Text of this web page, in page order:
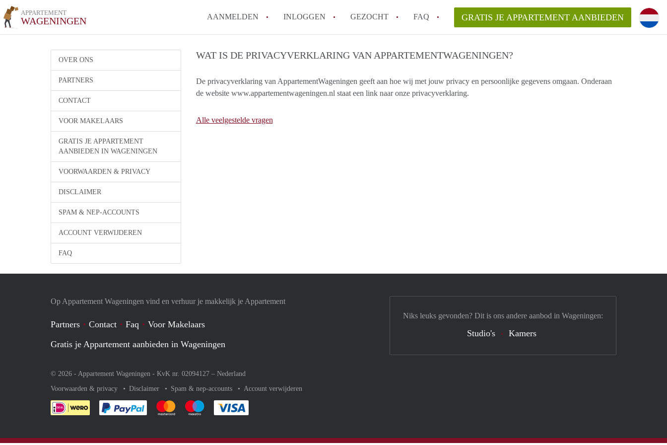
APPARTEMENT
WAGENINGEN AANMELDEN INLOGGEN GEZOCHT FAQ
Berekent AppartementWageningen
makelaarsvergoeding/bemiddelingsvergoeding?
GRATIS JE APPARTEMENT AANBIEDEN
OVER ONS
PARTNERS
CONTACT
VOOR MAKELAARS
GRATIS JE APPARTEMENT
AANBIEDEN IN WAGENINGEN
VOORWAARDEN & PRIVACY
DISCLAIMER
SPAM & NEP-ACCOUNTS
ACCOUNT VERWIJDEREN
FAQ
WAT IS DE PRIVACYVERKLARING VAN APPARTEMENTWAGENINGEN?
De privacyverklaring van AppartementWageningen geeft aan hoe wij met jouw privacy en persoonlijke gegevens omgaan. Onderaan
de website www.appartementwageningen.nl staat een link naar onze privacyverklaring.
Alle veelgestelde vragen
Op Appartement Wageningen vind en verhuur je makkelijk je Appartement
Partners Contact Faq
Voor Makelaars
Gratis je Appartement aanbieden in Wageningen
© 2026 - Appartement Wageningen - KvK nr. 02094127 – Nederland
Voorwaarden & privacy
Disclaimer Spam & nep-accounts Account verwijderen
Je rekent gemakkelijk af met Paypal
Je rekent gemakkelijk af met Mastercard
Je rekent gemakkelijk af met Meastro
Niks leuks gevonden? Dit is ons andere aanbod in Wageningen:
Studio's Kamers